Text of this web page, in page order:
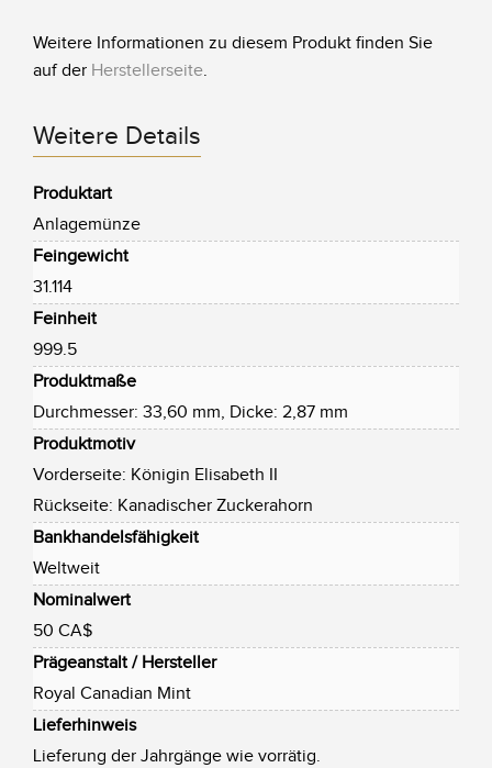
Weitere Informationen zu diesem Produkt finden Sie
auf der Herstellerseite.
Weitere Details
Produktart
Anlagemünze
Feingewicht
31.114
Feinheit
999.5
Produktmaße
Durchmesser: 33,60 mm, Dicke: 2,87 mm
Produktmotiv
Vorderseite: Königin Elisabeth II
Rückseite: Kanadischer Zuckerahorn
Bankhandelsfähigkeit
Weltweit
Nominalwert
50 CA$
Prägeanstalt / Hersteller
Royal Canadian Mint
Lieferhinweis
Lieferung der Jahrgänge wie vorrätig.